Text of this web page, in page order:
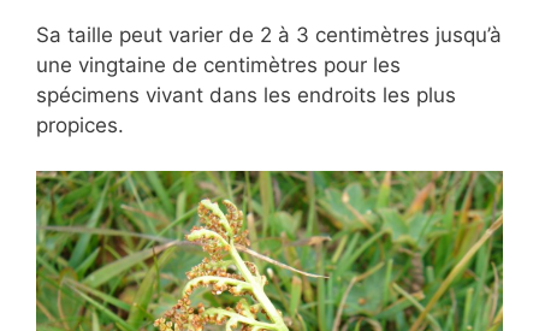
Sa taille peut varier de 2 à 3 centimètres jusqu’à
une vingtaine de centimètres pour les
spécimens vivant dans les endroits les plus
propices.